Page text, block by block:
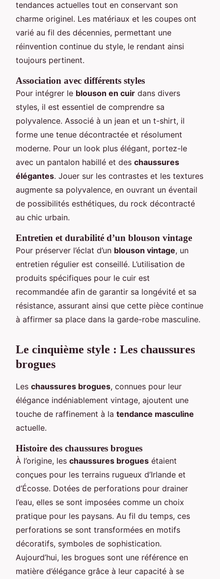
tendances actuelles tout en conservant son
charme originel. Les matériaux et les coupes ont
varié au fil des décennies, permettant une
réinvention continue du style, le rendant ainsi
toujours pertinent.
Association avec différents styles
Pour intégrer le blouson en cuir dans divers
styles, il est essentiel de comprendre sa
polyvalence. Associé à un jean et un t-shirt, il
forme une tenue décontractée et résolument
moderne. Pour un look plus élégant, portez-le
avec un pantalon habillé et des chaussures
élégantes. Jouer sur les contrastes et les textures
augmente sa polyvalence, en ouvrant un éventail
de possibilités esthétiques, du rock décontracté
au chic urbain.
Entretien et durabilité d’un blouson vintage
Pour préserver l’éclat d’un blouson vintage, un
entretien régulier est conseillé. L’utilisation de
produits spécifiques pour le cuir est
recommandée afin de garantir sa longévité et sa
résistance, assurant ainsi que cette pièce continue
à affirmer sa place dans la garde-robe masculine.
Le cinquième style : Les chaussures
brogues
Les chaussures brogues, connues pour leur
élégance indéniablement vintage, ajoutent une
touche de raffinement à la tendance masculine
actuelle.
Histoire des chaussures brogues
À l’origine, les chaussures brogues étaient
conçues pour les terrains rugueux d’Irlande et
d’Écosse. Dotées de perforations pour drainer
l’eau, elles se sont imposées comme un choix
pratique pour les paysans. Au fil du temps, ces
perforations se sont transformées en motifs
décoratifs, symboles de sophistication.
Aujourd’hui, les brogues sont une référence en
matière d’élégance grâce à leur capacité à se